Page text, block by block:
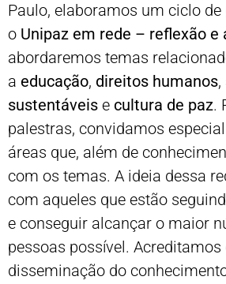
Paulo, elaboramos um ciclo
o Unipaz em rede – reflexão e
abordaremos temas
a educação, direitos humanos,
sustentáveis e cultura de paz.
palestras, convidamos
áreas que, além de
com os temas. A ideia dessa
com aqueles que estão
e conseguir alcançar o maior
pessoas possível. Acreditamos
disseminação do